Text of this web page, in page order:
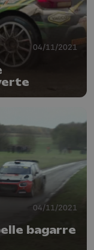
04/11/2021
04/11/2021
bagarre